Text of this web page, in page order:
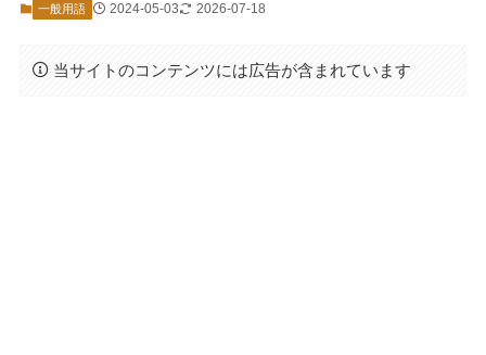
一般用語 2024-05-03 2026-07-18
当サイトのコンテンツには広告が含まれています